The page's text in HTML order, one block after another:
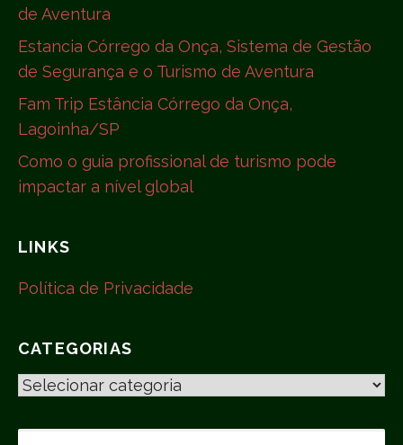
de Aventura
Estancia Córrego da Onça, Sistema de Gestão
de Segurança e o Turismo de Aventura
Fam Trip Estância Córrego da Onça,
Lagoinha/SP
Como o guia profissional de turismo pode
impactar a nível global
LINKS
Política de Privacidade
CATEGORIAS
C
T